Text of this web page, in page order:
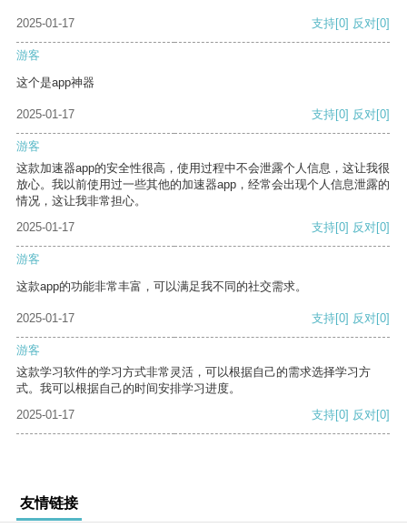
2025-01-17 支持[0] 反对[0]
游客
这个是app神器
2025-01-17 支持[0] 反对[0]
游客
这款加速器app的安全性很高，使用过程中不会泄露个人信息，这让我很
放心。我以前使用过一些其他的加速器app，经常会出现个人信息泄露的
情况，这让我非常担心。
2025-01-17
支持[0] 反对[0]
游客
这款app的功能非常丰富，可以满足我不同的社交需求。
2025-01-17 支持[0] 反对[0]
游客
这款学习软件的学习方式非常灵活，可以根据自己的需求选择学习方
式。我可以根据自己的时间安排学习进度。
2025-01-17
支持[0] 反对[0]
友情链接